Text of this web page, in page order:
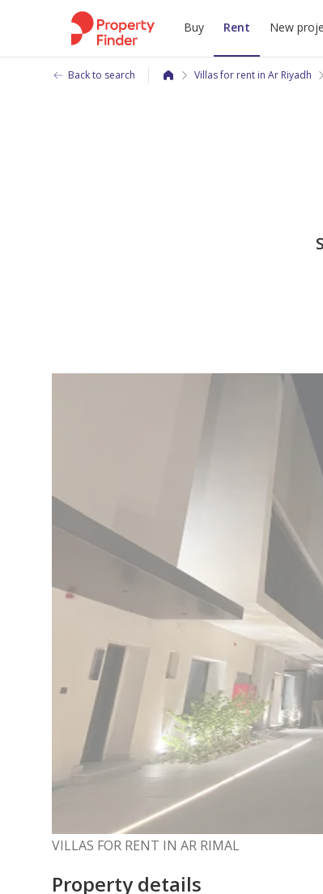
Buy Rent New
Back to search Villas for rent in Ar Riyadh
VILLAS FOR RENT IN AR RIMAL
Property details